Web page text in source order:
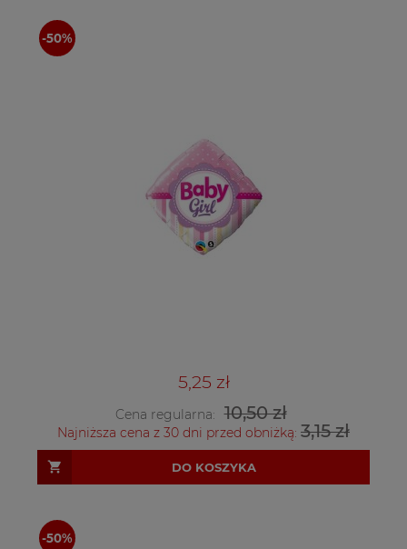
5,25 zł
Cena regularna: 10,50 zł
Najniższa cena z 30 dni przed obniżką: 3,15 zł
DO KOSZYKA